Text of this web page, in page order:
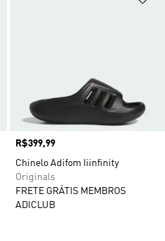
Preço
R$399,99
Chinelo Adifom Iiinfinity
Originals
FRETE GRÁTIS MEMBROS
ADICLUB